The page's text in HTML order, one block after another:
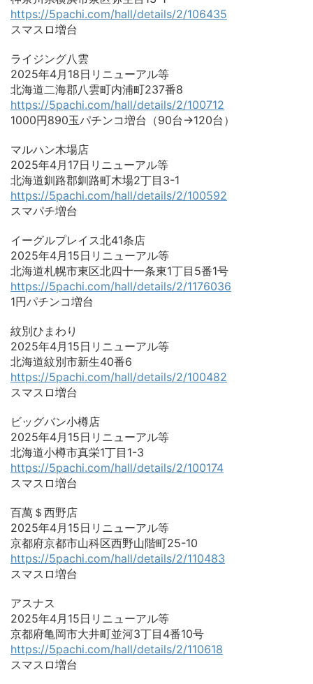
https://5pachi.com/hall/details/2/106435
スマスロ増台
ライジング八雲
2025年4月18日リニューアル等
北海道二海郡八雲町内浦町237番8
https://5pachi.com/hall/details/2/100712
1000円890玉パチンコ増台（90台→120台）
マルハン木場店
2025年4月17日リニューアル等
北海道釧路郡釧路町木場2丁目3-1
https://5pachi.com/hall/details/2/100592
スマパチ増台
イーグルプレイス北41条店
2025年4月15日リニューアル等
北海道札幌市東区北四十一条東1丁目5番1号
https://5pachi.com/hall/details/2/1176036
1円パチンコ増台
紋別ひまわり
2025年4月15日リニューアル等
北海道紋別市新生40番6
https://5pachi.com/hall/details/2/100482
スマスロ増台
ビッグバン小樽店
2025年4月15日リニューアル等
北海道小樽市真栄1丁目1-3
https://5pachi.com/hall/details/2/100174
スマスロ増台
百萬＄西野店
2025年4月15日リニューアル等
京都府京都市山科区西野山階町25-10
https://5pachi.com/hall/details/2/110483
スマスロ増台
アスナス
2025年4月15日リニューアル等
京都府亀岡市大井町並河3丁目4番10号
https://5pachi.com/hall/details/2/110618
スマスロ増台